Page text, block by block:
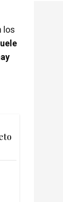
los